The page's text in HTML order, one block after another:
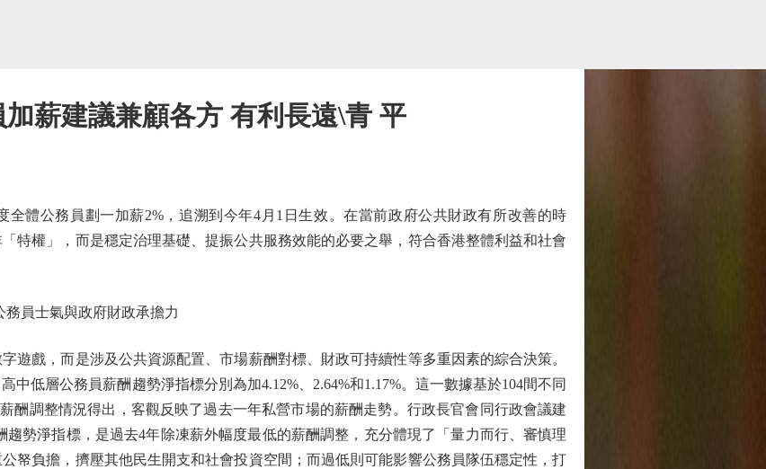
薪建議兼顧各方 有利長遠\青 平
公務員劃一加薪2%，追溯到今年4月1日生效。在當前政府公共財政有所改善的時
特權」，而是穩定治理基礎、提振公共服務效能的必要之舉，符合香港整體利益和社會
員士氣與政府財政承擔力
戲，而是涉及公共資源配置、市場薪酬對標、財政可持續性等多重因素的綜合決策。
中低層公務員薪酬趨勢淨指標分別為加4.12%、2.64%和1.17%。這一數據基於104間不同
酬調整情況得出，客觀反映了過去一年私營市場的薪酬走勢。行政長官會同行政會議建
趨勢淨指標，是過去4年除凍薪外幅度最低的薪酬調整，充分體現了「量力而行、審慎理
帑負擔，擠壓其他民生開支和社會投資空間；而過低則可能影響公務員隊伍穩定性，打